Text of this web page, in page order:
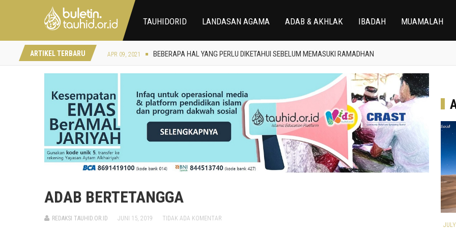
TAUHIDORID LANDASAN AGAMA ADAB & AKHLAK IBADAH MUAMALAH
ARTIKEL TERBARU
DEC 25, 2020
JUL 10, 2021 KEUTAMAAN 10 HARI AWAL BULAN DZULHIJAH
JUL 08, 2021
RAMADHAN PUN TIBA
APR 09, 2021 BEBERAPA HAL YANG PERLU DIKETAHUI SEBELUM MEMASUKI RAMADHAN
APR 04, 2021 KIAT MERAIH SUKSES DI BULAN SUCI RAMADHAN
LENTERA DARI SANG TAULADAN UNTUK MERAIH BERKAH RAMADHAN
MAR 18, 2021 MENUAI KEBERKAHAN DI BULAN SYA'BAN
DEC 30, 2020 RENUNGAN BERHARGA DI "AKHIR TAHUN" AKAN PENTINGNYA ILMU AGAMA
DEC 25, 2020 AQIDAH SEORANG MUSLIM TERHADAP NABI ISA 'ALAHISSALAM
JUL 10, 2021 KEUTAMAAN 10 HARI AWAL BULAN DZULHIJAH
ADAB BERTETANGGA
REDAKSI TAUHID.OR.ID JUNI 15, 2019 TIDAK ADA KOMENTAR